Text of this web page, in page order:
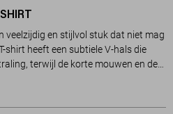
veelzijdig en stijlvol stuk dat niet mag
shirt heeft een subtiele V-hals die
terwijl de korte mouwen en de
bieden. Het is gemaakt van een
en een lichte glans. De subtiele